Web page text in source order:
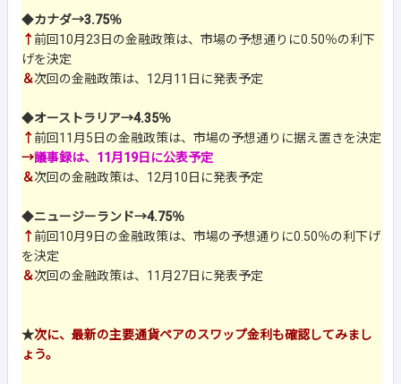
◆カナダ→3.75％
↑前回10月23日の金融政策は、市場の予想通りに0.50％の利下
げを決定
＆次回の金融政策は、12月11日に発表予定
◆オーストラリア→4.35％
↑前回11月5日の金融政策は、市場の予想通りに据え置きを決定
→議事録は、11月19日に公表予定
＆次回の金融政策は、12月10日に発表予定
◆ニュージーランド→4.75％
↑前回10月9日の金融政策は、市場の予想通りに0.50％の利下げ
を決定
＆次回の金融政策は、11月27日に発表予定
★次に、最新の主要通貨ペアのスワップ金利も確認してみまし
ょう。